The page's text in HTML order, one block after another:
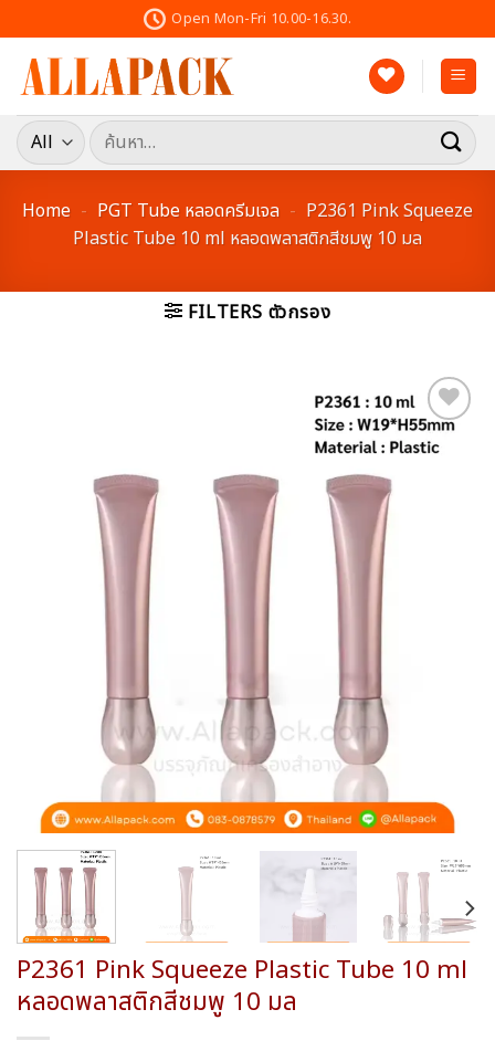
to
content
Open Mon-Fri 10.00-16.30.
ค้นหา:
Home - PGT Tube หลอดครีมเจล - P2361 Pink Squeeze
Plastic Tube 10 ml หลอดพลาสติกสีชมพู 10 มล
FILTERS ตัวกรอง
P2361 Pink Squeeze Plastic Tube 10 ml
หลอดพลาสติกสีชมพู 10 มล